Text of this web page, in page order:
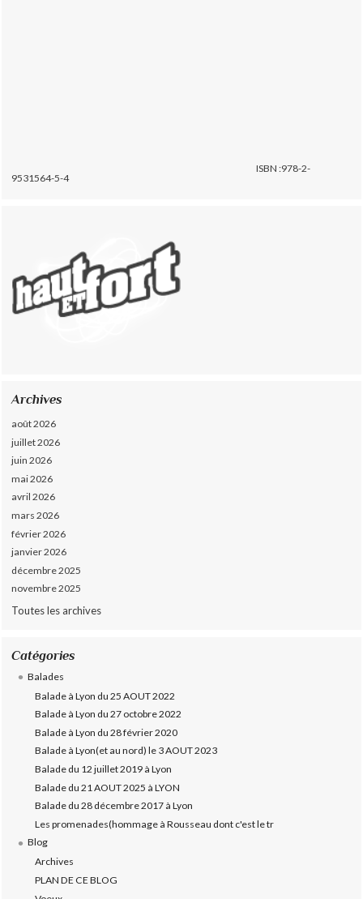
ISBN :978-2-
9531564-5-4
Archives
août 2026
juillet 2026
juin 2026
mai 2026
avril 2026
mars 2026
février 2026
janvier 2026
décembre 2025
novembre 2025
Toutes les archives
Catégories
Balades
Balade à Lyon du 25 AOUT 2022
Balade à Lyon du 27 octobre 2022
Balade à Lyon du 28 février 2020
Balade à Lyon(et au nord) le 3 AOUT 2023
Balade du 12 juillet 2019 à Lyon
Balade du 21 AOUT 2025 à LYON
Balade du 28 décembre 2017 à Lyon
Les promenades(hommage à Rousseau dont c'est le tr
Blog
Archives
PLAN DE CE BLOG